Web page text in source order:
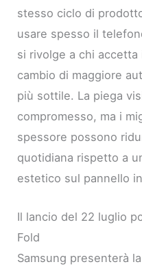
stesso ciclo di
usare spesso il
si rivolge a chi
cambio di maggiore
più sottile. La piega
compromesso, ma i
spessore possono
quotidiana rispetto a
estetico sul pannello
Il lancio del 22 luglio
Fold
Samsung presenterà